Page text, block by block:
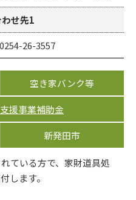
せ先1
26-3557
空き家バンク等
援事業補助金
新発田市
ている方で、家財道具処
します。